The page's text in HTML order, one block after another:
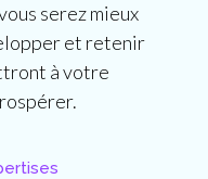
serez mieux
et retenir
à votre